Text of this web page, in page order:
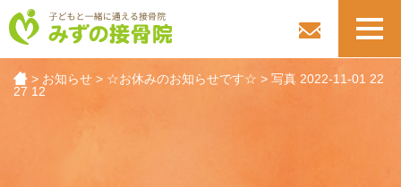
> お知らせ > ☆お休みのお知らせです☆ >写真 2022-11-01 22
27 12